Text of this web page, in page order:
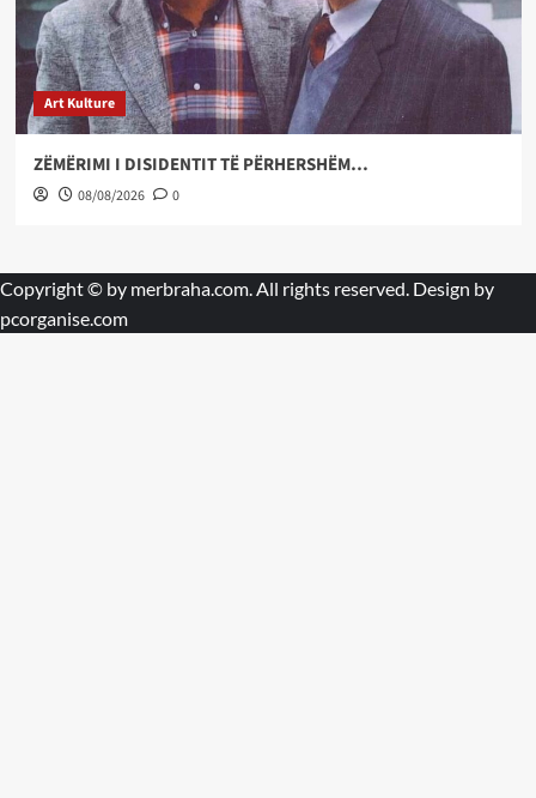
Art Kulture
ZËMËRIMI I DISIDENTIT TË PËRHERSHËM…
08/08/2026 0
Copyright © by merbraha.com. All rights reserved. Design by
pcorganise.com